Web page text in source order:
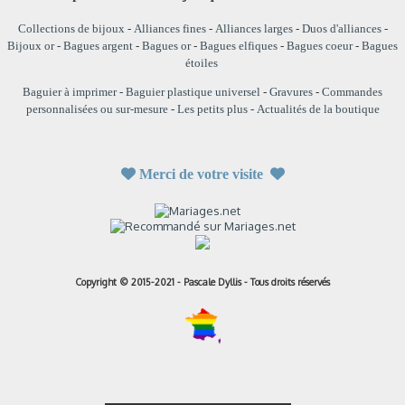
Collections de bijoux- Alliances fines- Alliances larges- Duos d'alliances-
Bijoux or- Bagues argent - Bagues or- Bagues elfiques - Bagues coeur- Bagues
étoiles
Baguier à imprimer- Baguier plastique universel - Gravures - Commandes
personnalisées ou sur-mesure- Les petits plus- Actualités de la boutique
Merci de votre visite 
Copyright © 2015-2021 - Pascale Dyllis - Tous droits réservés